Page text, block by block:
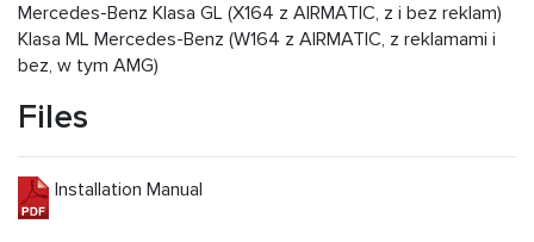
Mercedes-Benz Klasa GL (X164 z AIRMATIC, z i bez reklam)
Klasa ML Mercedes-Benz (W164 z AIRMATIC, z reklamami i
bez, w tym AMG)
Files
Installation Manual